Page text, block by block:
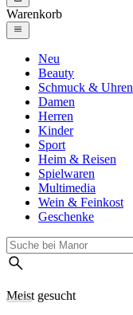
Warenkorb
Neu
Beauty
Schmuck & Uhren
Damen
Herren
Kinder
Sport
Heim & Reisen
Spielwaren
Multimedia
Wein & Feinkost
Geschenke
Meist gesucht